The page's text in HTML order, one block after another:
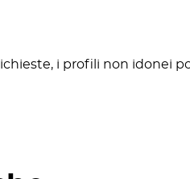
i profili non idonei